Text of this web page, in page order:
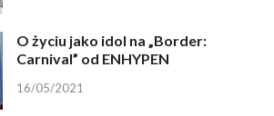
O życiu jako idol na „Border:
Carnival” od ENHYPEN
16/05/2021